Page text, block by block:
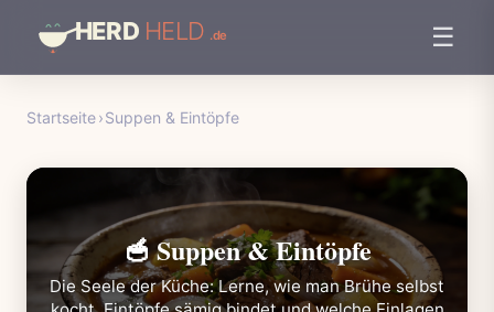
☰
Startseite›Suppen & Eintöpfe
🥣 Suppen & Eintöpfe
Die Seele der Küche: Lerne, wie man Brühe selbst